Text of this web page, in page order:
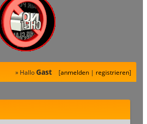
» HalloGast [anmelden| registrieren]